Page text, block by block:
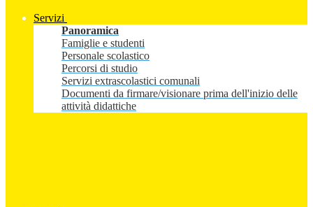
Servizi
Panoramica
Famiglie e studenti
Personale scolastico
Percorsi di studio
Servizi extrascolastici comunali
Documenti da firmare/visionare prima dell'inizio delle
attività didattiche